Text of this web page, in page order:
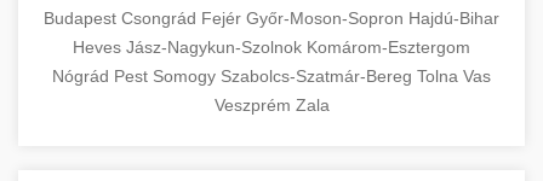
Budapest Csongrád Fejér Győr-Moson-Sopron Hajdú-Bihar
Heves Jász-Nagykun-Szolnok Komárom-Esztergom
Nógrád Pest Somogy Szabolcs-Szatmár-Bereg Tolna Vas
Veszprém Zala